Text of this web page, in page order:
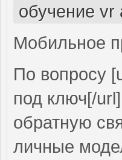
обучение vr
Мобильное
По вопросу
под ключ[/
обратную
личные